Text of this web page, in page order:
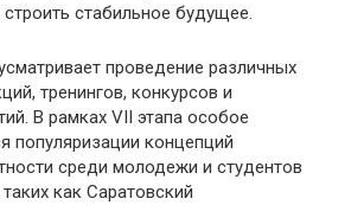
стабильное будущее.
проведение различных
тренингов, конкурсов и
В рамках VII этапа особое
популяризации концепций
среди молодежи и студентов
как Саратовский